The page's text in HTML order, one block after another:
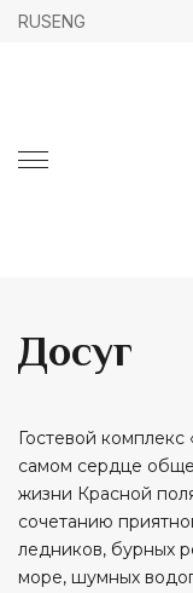
RUSENG
Досуг
Гостевой
самом сердце
жизни Красной
сочетанию
ледников, бурных
море, шумных